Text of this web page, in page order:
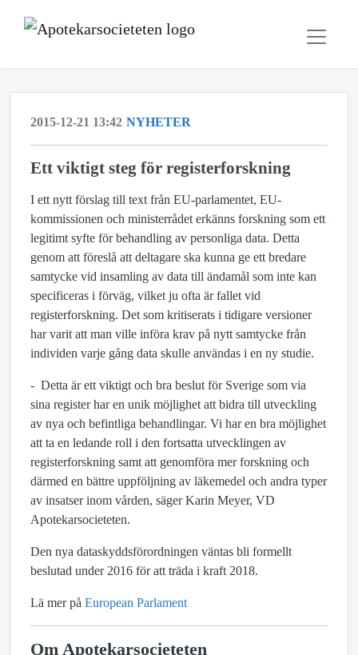
2015-12-21 13:42 NYHETER
Ett viktigt steg för registerforskning
I ett nytt förslag till text från EU-parlamentet, EU-
kommissionen och ministerrådet erkänns forskning som ett
legitimt syfte för behandling av personliga data. Detta
genom att föreslå att deltagare ska kunna ge ett bredare
samtycke vid insamling av data till ändamål som inte kan
specificeras i förväg, vilket ju ofta är fallet vid
registerforskning. Det som kritiserats i tidigare versioner
har varit att man ville införa krav på nytt samtycke från
individen varje gång data skulle användas i en ny studie.
- Detta är ett viktigt och bra beslut för Sverige som via
sina register har en unik möjlighet att bidra till utveckling
av nya och befintliga behandlingar. Vi har en bra möjlighet
att ta en ledande roll i den fortsatta utvecklingen av
registerforskning samt att genomföra mer forskning och
därmed en bättre uppföljning av läkemedel och andra typer
av insatser inom vården, säger Karin Meyer, VD
Apotekarsocieteten.
Den nya dataskyddsförordningen väntas bli formellt
beslutad under 2016 för att träda i kraft 2018.
Lä mer på European Parlament
Om Apotekarsocieteten